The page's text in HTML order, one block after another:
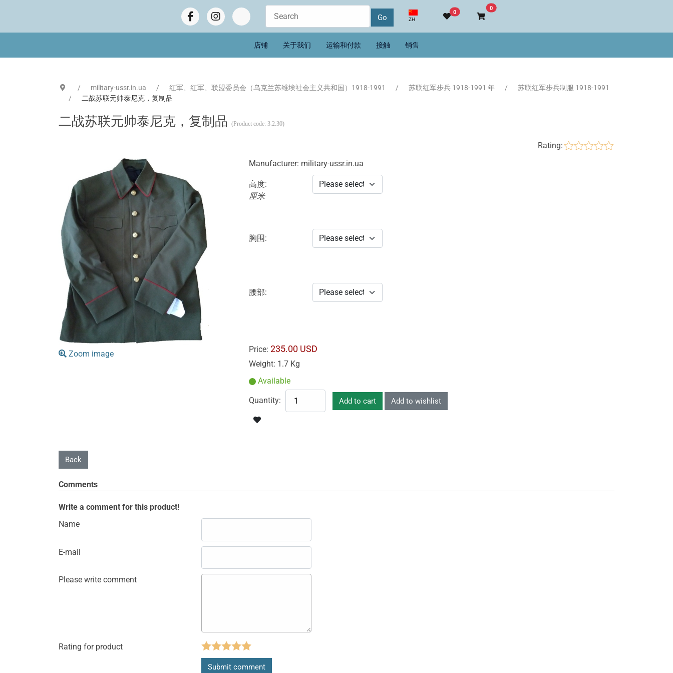
选择你的语音
ZH
0
0Go to cart
店铺 关于我们 运输和付款 接触 销售
military-ussr.in.ua 红军、红军、联盟委员会（乌克兰苏维埃社会主义共和国）1918-1991 苏联红军步兵 1918-1991 年
苏联红军步兵制服 1918-1991
二战苏联元帅泰尼克，复制品
二战苏联元帅泰尼克，复制品 (Product code: 3.2.30)
Rating:
Zoom image
Manufacturer: military-ussr.in.ua
高度:
厘米
胸围:
腰部:
Price: 235.00 USD
Weight: 1.7 Kg
Available
Quantity:
Comments
Write a comment for this product!
Name
E-mail
Please write comment
Rating for product